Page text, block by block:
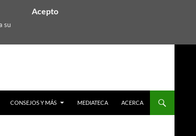
su
Acepto
CONSEJOS Y MÁS MEDIATECA ACERCA